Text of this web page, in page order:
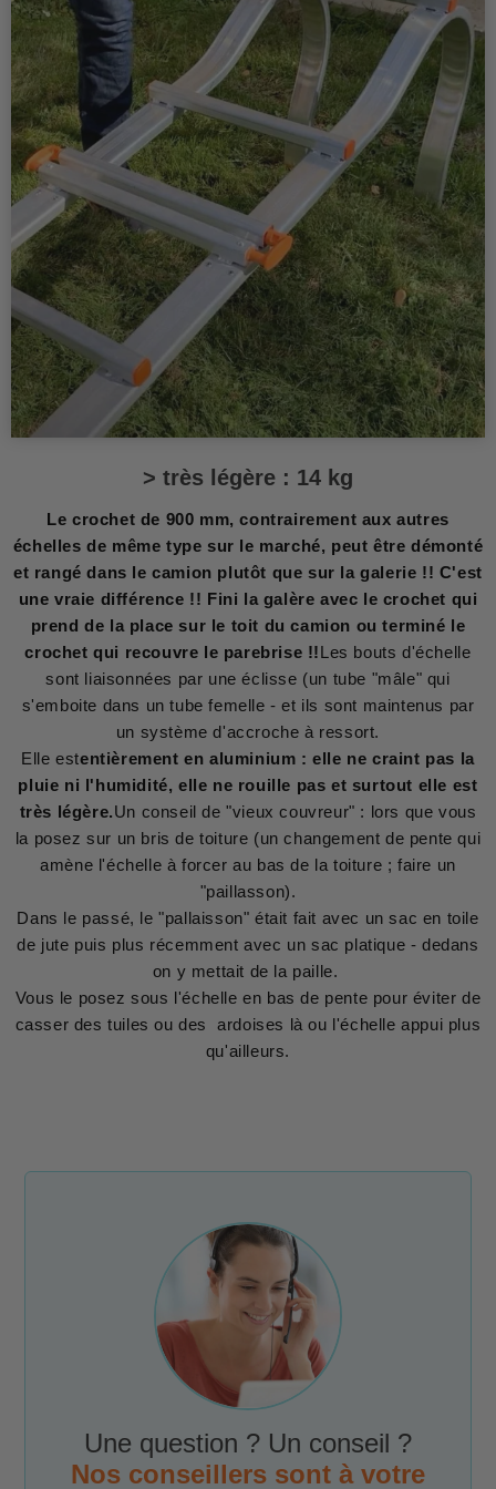
> très légère : 14 kg
Le crochet de 900 mm, contrairement aux autres
échelles de même type sur le marché, peut être démonté
et rangé dans le camion plutôt que sur la galerie !! C'est
une vraie différence !! Fini la galère avec le crochet qui
prend de la place sur le toit du camion ou terminé le
crochet qui recouvre le parebrise !!Les bouts d'échelle
sont liaisonnées par une éclisse (un tube "mâle" qui
s'emboite dans un tube femelle - et ils sont maintenus par
un système d'accroche à ressort.
Elle estentièrement en aluminium : elle ne craint pas la
pluie ni l'humidité, elle ne rouille pas et surtout elle est
très légère.Un conseil de "vieux couvreur" : lors que vous
la posez sur un bris de toiture (un changement de pente qui
amène l'échelle à forcer au bas de la toiture ; faire un
"paillasson).
Dans le passé, le "pallaisson" était fait avec un sac en toile
de jute puis plus récemment avec un sac platique - dedans
on y mettait de la paille.
Vous le posez sous l'échelle en bas de pente pour éviter de
casser des tuiles ou des ardoises là ou l'échelle appui plus
qu'ailleurs.
Une question ? Un conseil ?
Nos conseillers sont à votre